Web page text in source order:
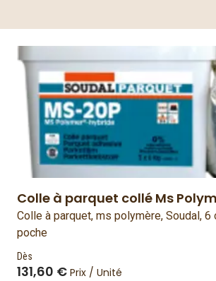
Colle à parquet collé Ms
Colle à parquet, ms polymère, Soudal, 6
poche
Dès
131,60 € Prix / Unité